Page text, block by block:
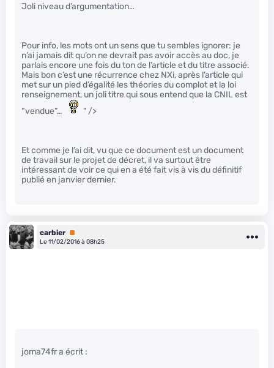
Joli niveau d’argumentation…
Pour info, les mots ont un sens que tu sembles ignorer: je
n’ai jamais dit qu’on ne devrait pas avoir accès au doc, je
parlais encore une fois du ton de l’article et du titre associé.
Mais bon c’est une récurrence chez NXi, après l’article qui
met sur un pied d’égalité les théories du complot et la loi
renseignement, un joli titre qui sous entend que la CNIL est
“vendue”…
" />
Et comme je l’ai dit, vu que ce document est un document
de travail sur le projet de décret, il va surtout être
intéressant de voir ce qui en a été fait vis à vis du définitif
publié en janvier dernier.
carbier Premium
Le 11/02/2016 à 08h25
joma74fr a écrit :